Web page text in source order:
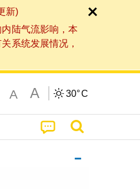
新)
陆气流影响，本
系统发展情况，
A A 30°C